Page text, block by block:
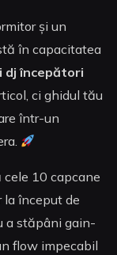
și un
în capacitatea
dj începători
ci ghidul tău
într-un
10 capcane
la început de
a stăpâni gain-
flow impecabil